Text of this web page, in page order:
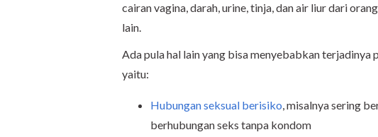
cairan vagina, darah, urine, tinja, dan air liur dari
lain.
Ada pula hal lain yang bisa menyebabkan
yaitu:
Hubungan seksual berisiko, misalnya sering
berhubungan seks tanpa kondom